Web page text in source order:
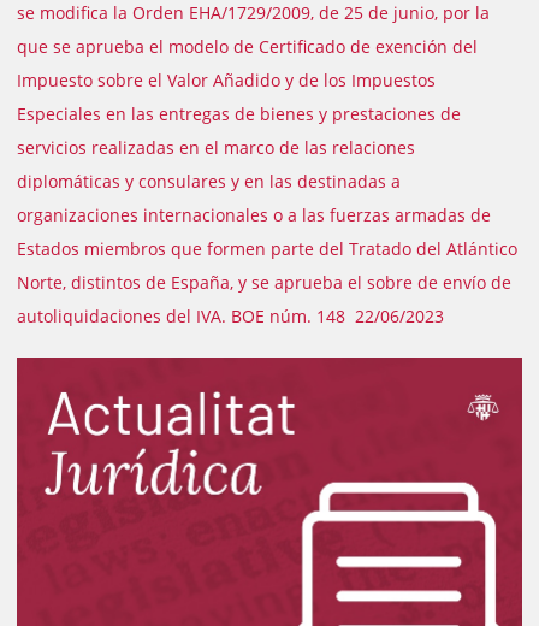
se modifica la Orden EHA/1729/2009, de 25 de junio, por la
que se aprueba el modelo de Certificado de exención del
Impuesto sobre el Valor Añadido y de los Impuestos
Especiales en las entregas de bienes y prestaciones de
servicios realizadas en el marco de las relaciones
diplomáticas y consulares y en las destinadas a
organizaciones internacionales o a las fuerzas armadas de
Estados miembros que formen parte del Tratado del Atlántico
Norte, distintos de España, y se aprueba el sobre de envío de
autoliquidaciones del IVA. BOE núm. 148 22/06/2023